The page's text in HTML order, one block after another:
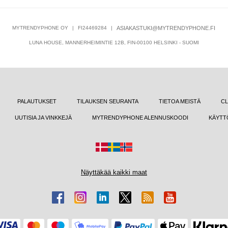
MYTRENDYPHONE OY | FI24469284 | ASIAKASTUKI@MYTRENDYPHONE.FI
LUNA HOUSE, MANNERHEIMINTIE 12B, FIN-00100 HELSINKI - SUOMI
PALAUTUKSET TILAUKSEN SEURANTA TIETOA MEISTÄ
UUTISIA JA VINKKEJÄ MYTRENDYPHONE ALENNUSKOODI
Näyttäkää kaikki maat